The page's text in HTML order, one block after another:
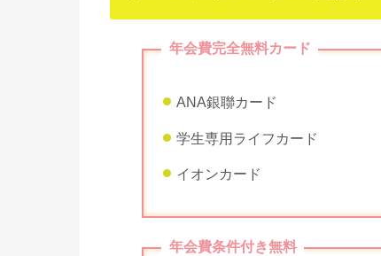
年会費完全無料カード
ANA銀聯カード
学生専用ライフカード
イオンカード
年会費条件付き無料